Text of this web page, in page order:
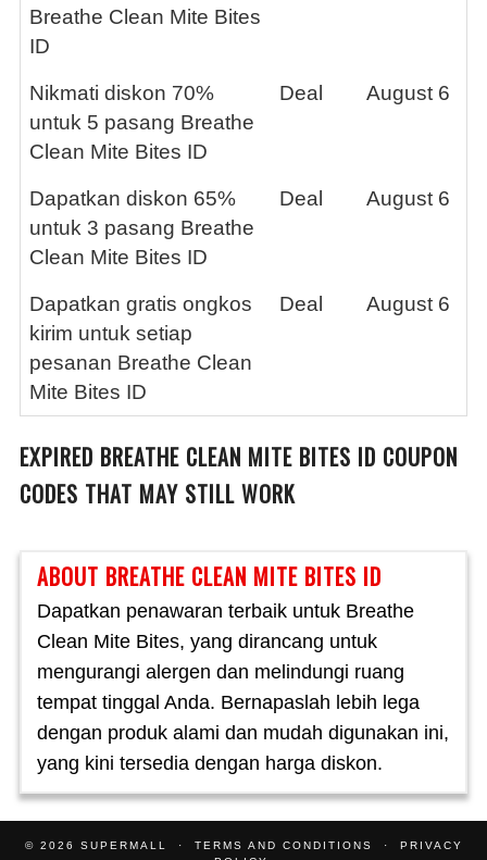
ABOUT BREATHE CLEAN MITE BITES ID
Dapatkan penawaran terbaik untuk Breathe
Clean Mite Bites, yang dirancang untuk
mengurangi alergen dan melindungi ruang
tempat tinggal Anda. Bernapaslah lebih lega
dengan produk alami dan mudah digunakan ini,
yang kini tersedia dengan harga diskon.
Breathe Clean Mite Bites
ID
Nikmati diskon 70%
untuk 5 pasang Breathe
Clean Mite Bites ID
Deal August 6
Dapatkan diskon 65%
untuk 3 pasang Breathe
Clean Mite Bites ID
Deal August 6
Dapatkan gratis ongkos
kirim untuk setiap
pesanan Breathe Clean
Mite Bites ID
Deal August 6
EXPIRED BREATHE CLEAN MITE BITES ID COUPON
CODES THAT MAY STILL WORK
© 2026 SUPERMALL TERMS AND CONDITIONS
PRIVACY